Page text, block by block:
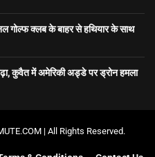
गोल्फ क्लब के बाहर से हथियार के साथ
कुवैत में अमेरिकी अड्डे पर ड्रोन हमला
| All Rights Reserved.